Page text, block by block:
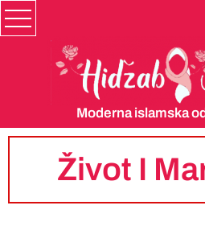
Moderna islamska
Život I